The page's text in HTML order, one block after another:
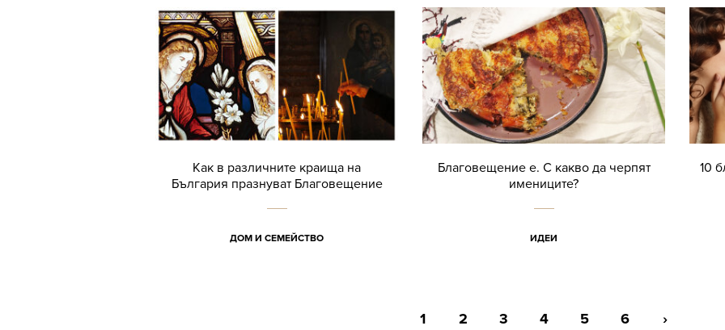
Как в различните краища на
България празнуват Благовещение
ДОМ И СЕМЕЙСТВО
Благовещение е. С какво да черпят
имениците?
ИДЕИ
10
1 2 3 4 5 6 ›